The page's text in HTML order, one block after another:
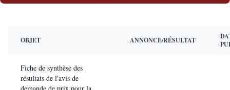
OBJET ANNONCE/RÉSULTAT
Fiche de synthèse des
résultats de l'avis de